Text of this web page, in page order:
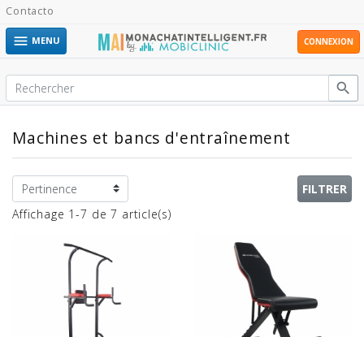
Contacto
 MENU CONNEXION

Machines et bancs d'entraînement
FILTRER
Affichage 1-7 de 7 article(s)